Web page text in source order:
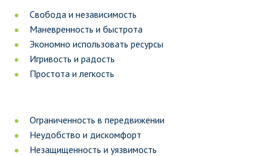
Свобода и независимость
Маневренность и быстрота
Экономно использовать ресурсы
Игривость и радость
Простота и легкость
Ограниченность в передвижении
Неудобство и дискомфорт
Незащищенность и уязвимость